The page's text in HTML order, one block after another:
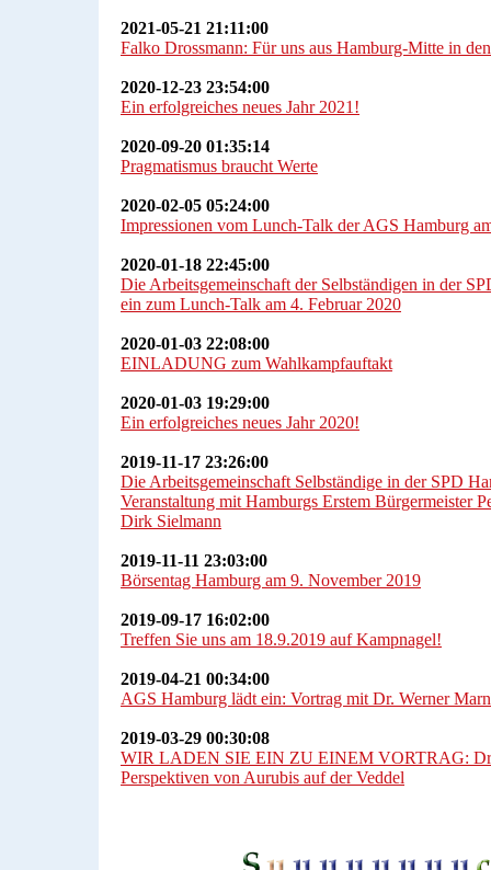
2021-05-21 21:11:00
Falko Drossmann: Für uns aus Hamburg-Mitte in
2020-12-23 23:54:00
Ein erfolgreiches neues Jahr 2021!
2020-09-20 01:35:14
Pragmatismus braucht Werte
2020-02-05 05:24:00
Impressionen vom Lunch-Talk der AGS Hamburg
2020-01-18 22:45:00
Die Arbeitsgemeinschaft der Selbständigen in der
ein zum Lunch-Talk am 4. Februar 2020
2020-01-03 22:08:00
EINLADUNG zum Wahlkampfauftakt
2020-01-03 19:29:00
Ein erfolgreiches neues Jahr 2020!
2019-11-17 23:26:00
Die Arbeitsgemeinschaft Selbständige in der SPD
Veranstaltung mit Hamburgs Erstem Bürgermeister
Dirk Sielmann
2019-11-11 23:03:00
Börsentag Hamburg am 9. November 2019
2019-09-17 16:02:00
Treffen Sie uns am 18.9.2019 auf Kampnagel!
2019-04-21 00:34:00
AGS Hamburg lädt ein: Vortrag mit Dr. Werner
2019-03-29 00:30:08
WIR LADEN SIE EIN ZU EINEM VORTRAG: Dr.
Perspektiven von Aurubis auf der Veddel